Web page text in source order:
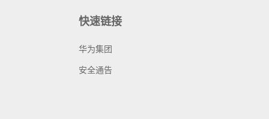
快速链接
华为集团
安全通告